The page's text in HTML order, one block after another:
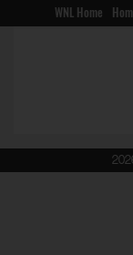
WNL Home